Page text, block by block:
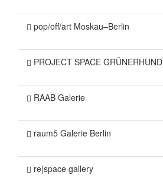
pop/off/art Moskau–Berlin
PROJECT SPACE GRÜNERHUND
RAAB Galerie
raum5 Galerie Berlin
re|space gallery